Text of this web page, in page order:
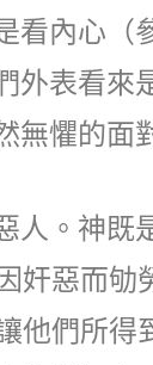
看內心（
外表看來
無懼的面
人。神既
奸惡而
他們所得